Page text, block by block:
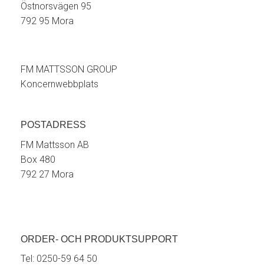
Östnorsvägen 95
792 95 Mora
FM MATTSSON GROUP
Koncernwebbplats
POSTADRESS
FM Mattsson AB
Box 480
792 27 Mora
ORDER- OCH PRODUKTSUPPORT
Tel: 0250-59 64 50